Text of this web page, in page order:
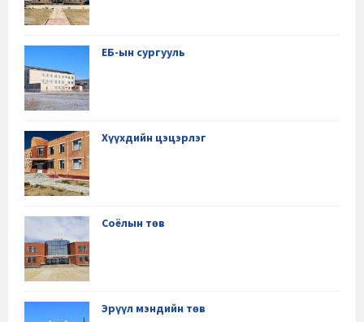
ЕБ-ын сургууль
Хүүхдийн цэцэрлэг
Соёлын төв
Эрүүл мэндийн төв